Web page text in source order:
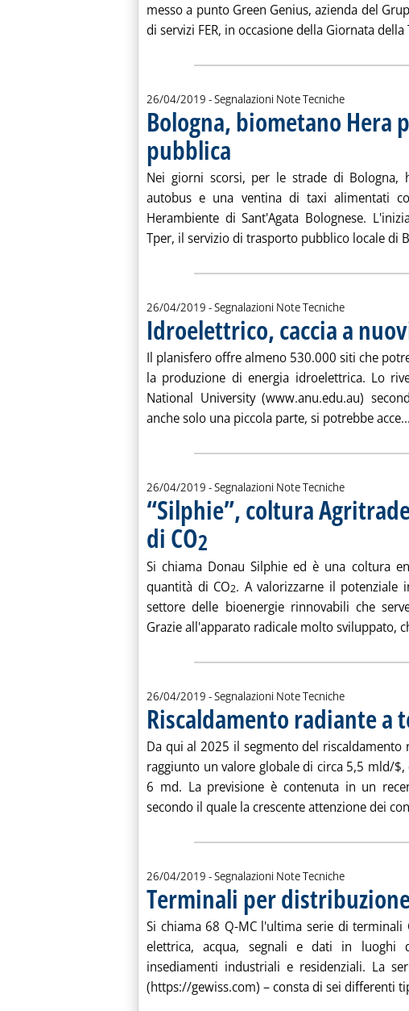
messo a punto Green Genius, azienda del
di servizi FER, in occasione della Giornata della
26/04/2019 - Segnalazioni Note Tecniche
Bologna, biometano Hera
pubblica
. Pubblicata venerdì 26 aprile 2019 alle 11.46.
Nei giorni scorsi, per le strade di Bologna,
autobus e una ventina di taxi alimentati
Herambiente di Sant'Agata Bolognese.
Tper, il servizio di trasporto pubblico locale di
26/04/2019 - Segnalazioni Note Tecniche
Idroelettrico, caccia a
. Pubblicata venerdì 26 aprile 2019 alle 11.46.
Il planisfero offre almeno 530.000 siti che
la produzione di energia idroelettrica. Lo
National University (www.anu.edu.au)
anche solo una piccola parte, si potrebbe acce...
26/04/2019 - Segnalazioni Note Tecniche
“Silphie”, coltura
di CO2
. Pubblicata venerdì 26 aprile 2019 alle 11.45.
Si chiama Donau Silphie ed è una coltura
quantità di CO2. A valorizzarne il potenziale
settore delle bioenergie rinnovabili che
Grazie all'apparato radicale molto sviluppato,
26/04/2019 - Segnalazioni Note Tecniche
Riscaldamento radiante a
. Pubblicata venerdì 26 aprile 2019 alle 11.45.
Da qui al 2025 il segmento del
raggiunto un valore globale di circa 5,5 mld/
6 md. La previsione è contenuta in un
secondo il quale la crescente attenzione dei
26/04/2019 - Segnalazioni Note Tecniche
Terminali per
. Pubblicata venerdì 26 aprile 2019 alle 11.45.
Si chiama 68 Q-MC l'ultima serie di
elettrica, acqua, segnali e dati in luoghi
insediamenti industriali e residenziali. La
(https://gewiss.com) – consta di sei differenti